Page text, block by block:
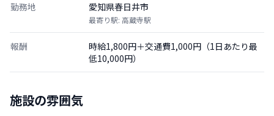
勤務地 愛知県春日井市
最寄り駅: 高蔵寺駅
報酬
時給1,800円＋交通費1,000円（1日あたり最
低10,000円）
施設の雰囲気